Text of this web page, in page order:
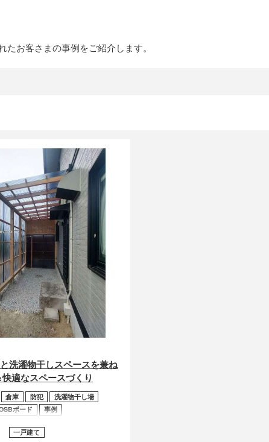
お客さまの事例をご紹介します。
洗濯物干しスペースを兼ね
適なスペースづくり
倉庫 防犯
洗濯物干し場
ボード 事例
一戸建て